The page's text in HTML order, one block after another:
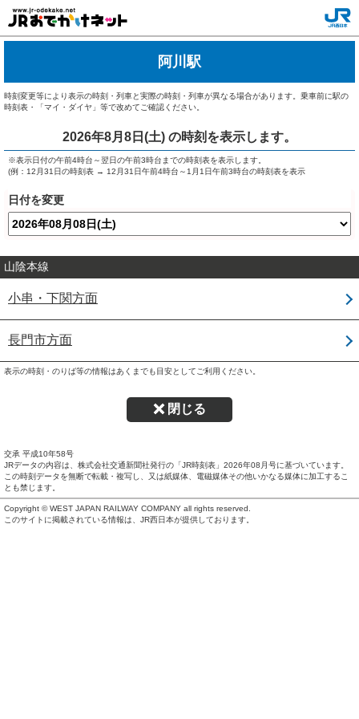
阿川駅
時刻変更等により表示の時刻・列車と実際の時刻・列車が異なる場合があります。乗車前に駅の
時刻表・「マイ・ダイヤ」等で改めてご確認ください。
2026年8月8日(土) の時刻を表示します。
日付を変更
※表示日付の午前4時台～翌日の午前3時台までの時刻表を表示します。
(例：12月31日の時刻表 → 12月31日午前4時台～1月1日午前3時台の時刻表を表示
山陰本線
小串・下関方面
長門市方面
表示の時刻・のりば等の情報はあくまでも目安としてご利用ください。
閉じる
交承 平成10年58号
JRデータの内容は、株式会社交通新聞社発行の「JR時刻表」 2026年08月号に基づいています。
この時刻データを無断で転載・複写し、又は紙媒体、電磁媒体その他いかなる媒体に加工するこ
とも禁じます。
Copyright © WEST JAPAN RAILWAY COMPANY all rights reserved.
このサイトに掲載されている情報は、JR西日本が提供しております。